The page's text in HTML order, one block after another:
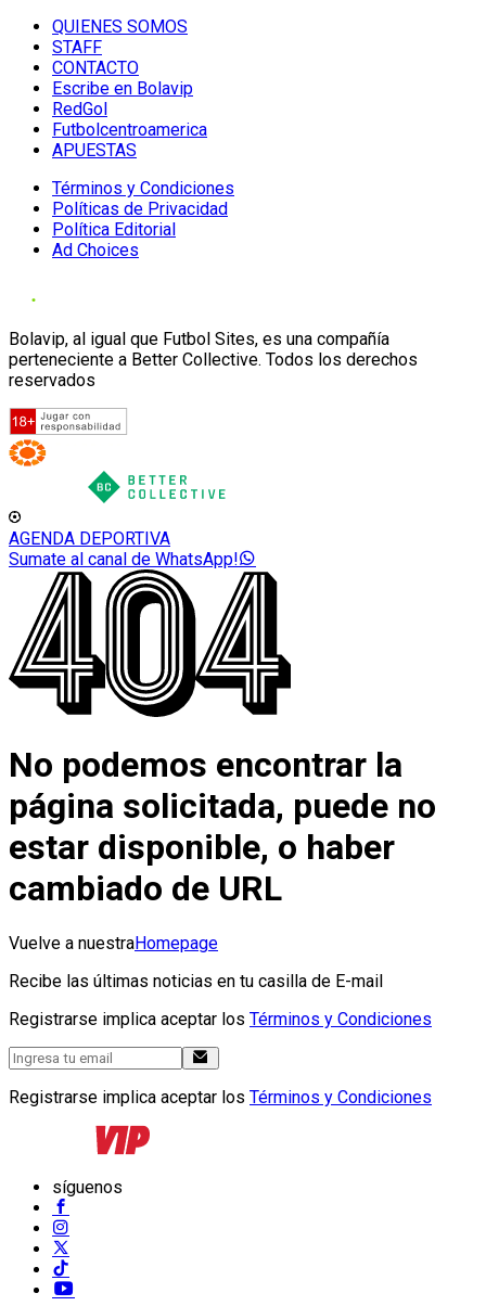
QUIENES SOMOS
STAFF
CONTACTO
Escribe en Bolavip
RedGol
Futbolcentroamerica
APUESTAS
Términos y Condiciones
Políticas de Privacidad
Política Editorial
Ad Choices
Bolavip, al igual que Futbol Sites, es una compañía
perteneciente a Better Collective. Todos los derechos
reservados
AGENDA DEPORTIVA
Sumate al canal de WhatsApp!
No podemos encontrar la
página solicitada, puede no
estar disponible, o haber
cambiado de URL
Vuelve a nuestraHomepage
Recibe las últimas noticias en tu casilla de E-mail
Registrarse implica aceptar los Términos y Condiciones
Registrarse implica aceptar los Términos y Condiciones
síguenos